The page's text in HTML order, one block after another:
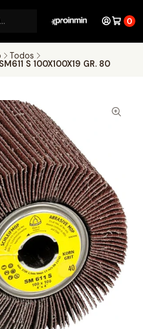
0
Todos
S 100X100X19 GR. 80